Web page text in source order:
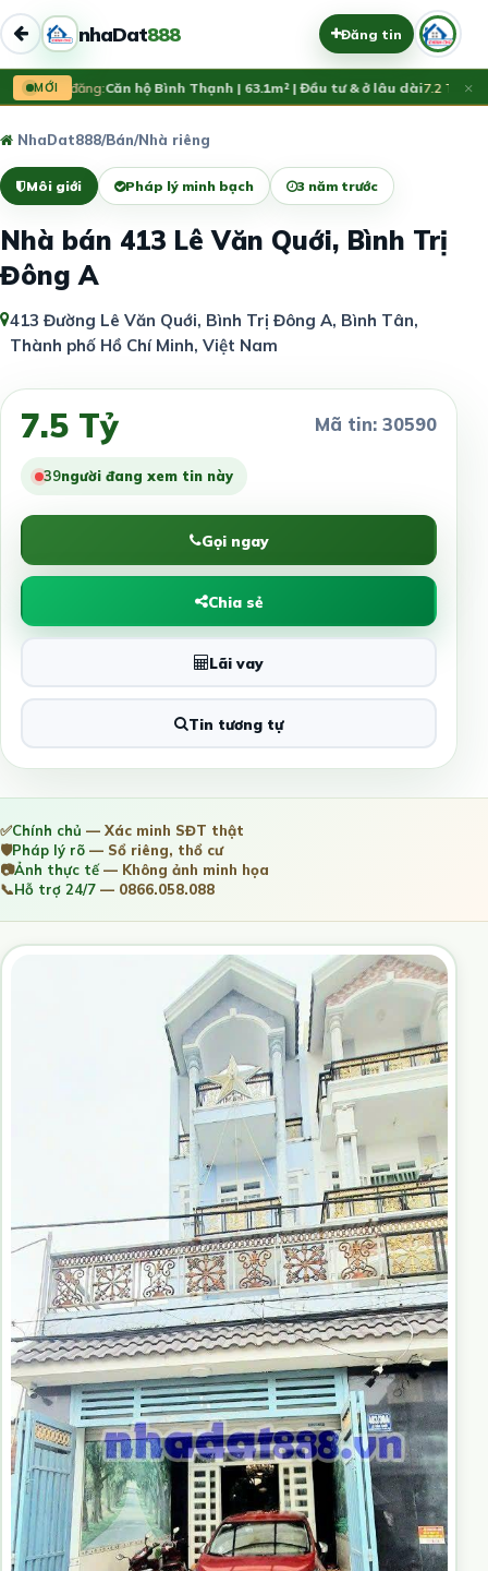
nhaDat888 Đăng tin
MỚI
Vừa đăng:Căn hộ Bình Thạnh | 63.1m² | Đầu tư & ở lâu dài7.2 Tỷ ×
NhaDat888/Bán/Nhà riêng
Môi giới Pháp lý minh bạch 3 năm trước
Nhà bán 413 Lê Văn Quới, Bình Trị
Đông A
413 Đường Lê Văn Quới, Bình Trị Đông A, Bình Tân,
Thành phố Hồ Chí Minh, Việt Nam
7.5 Tỷ Mã tin: 30590
39người đang xem tin này
Gọi ngay
Chia sẻ
Lãi vay
Tin tương tự
✅Chính chủ — Xác minh SĐT thật
🛡️Pháp lý rõ — Sổ riêng, thổ cư
📷Ảnh thực tế— Không ảnh minh họa
📞Hỗ trợ 24/7 — 0866.058.088